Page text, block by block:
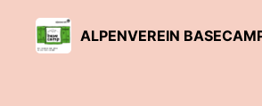
ALPENVEREIN